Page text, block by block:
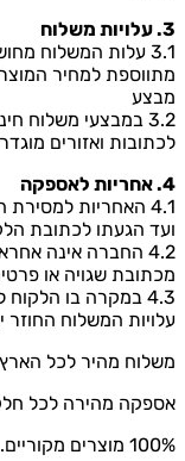
3. עלויות משלוח
3.1 עלות המשלוח
מתווספת למחיר
מבצע
3.2 במבצעי
לכתובות ואזורים
4. אחריות לאספקה
4.1 האחריות
ועד הגעתו לכתובת
4.2 החברה אינה
מכתובת שגויה או
4.3 במקרה בו
עלויות המשלוח החוזר
משלוח מהיר לכל
אספקה מהירה לכל
100% מוצרים מקוריים.